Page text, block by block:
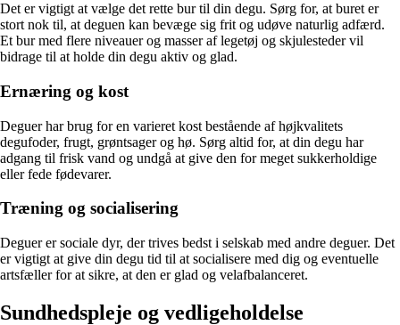
Det er vigtigt at vælge det rette bur til din degu. Sørg for, at buret er
stort nok til, at deguen kan bevæge sig frit og udøve naturlig adfærd.
Et bur med flere niveauer og masser af legetøj og skjulesteder vil
bidrage til at holde din degu aktiv og glad.
Ernæring og kost
Deguer har brug for en varieret kost bestående af højkvalitets
degufoder, frugt, grøntsager og hø. Sørg altid for, at din degu har
adgang til frisk vand og undgå at give den for meget sukkerholdige
eller fede fødevarer.
Træning og socialisering
Deguer er sociale dyr, der trives bedst i selskab med andre deguer. Det
er vigtigt at give din degu tid til at socialisere med dig og eventuelle
artsfæller for at sikre, at den er glad og velafbalanceret.
Sundhedspleje og vedligeholdelse